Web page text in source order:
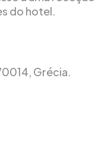
do hotel.
Grécia.